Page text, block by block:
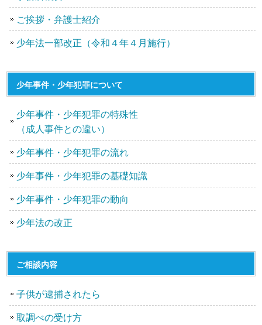
ご挨拶・弁護士紹介
少年法一部改正（令和４年４月施行）
少年事件・少年犯罪について
少年事件・少年犯罪の特殊性
（成人事件との違い）
少年事件・少年犯罪の流れ
少年事件・少年犯罪の基礎知識
少年事件・少年犯罪の動向
少年法の改正
ご相談内容
子供が逮捕されたら
取調べの受け方